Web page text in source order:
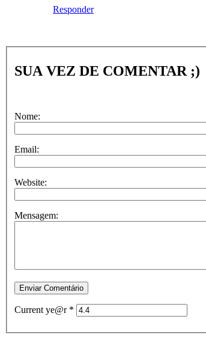
Responder
SUA VEZ DE COMENTAR ;)
Nome:
Email:
Website:
Mensagem:
Current ye@r *